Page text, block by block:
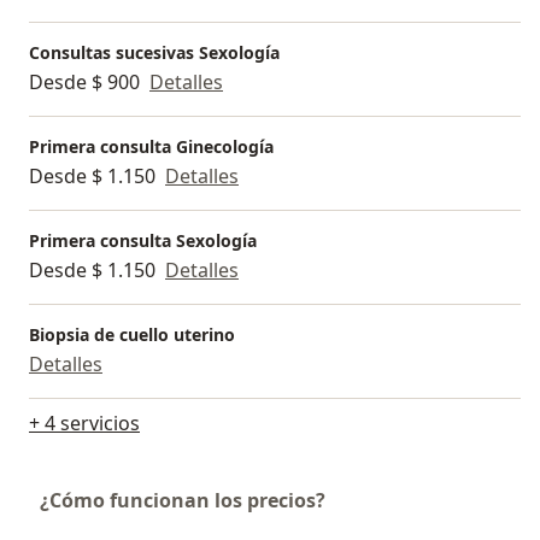
Consultas sucesivas Sexología
Desde $ 900 Detalles
Primera consulta Ginecología
Desde $ 1.150 Detalles
Primera consulta Sexología
Desde $ 1.150 Detalles
Biopsia de cuello uterino
Detalles
+ 4 servicios
¿Cómo funcionan los precios?